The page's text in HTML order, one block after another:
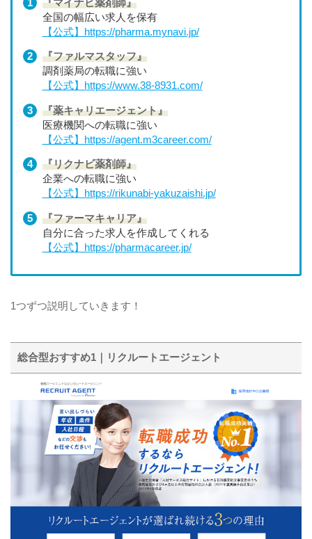
『マイナビ薬剤師』
全国の幅広い求人を保有
【公式】https://pharma.mynavi.jp/
『ファルマスタッフ』
調剤薬局の転職に強い
【公式】https://www.38-8931.com/
『薬キャリエージェント』
医療機関への転職に強い
【公式】https://agent.m3career.com/
『リクナビ薬剤師』
企業への転職に強い
【公式】https://rikunabi-yakuzaishi.jp/
『ファーマキャリア』
自分に合った求人を作成してくれる
【公式】https://pharmacareer.jp/
1つずつ説明していきます！
総合型おすすめ1｜リクルートエージェント